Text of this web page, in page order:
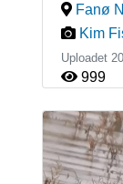
Fanø
Kim
Uploadet
999